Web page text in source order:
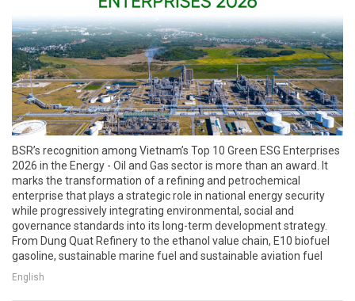
BSR’s recognition among Vietnam’s Top 10 Green ESG Enterprises
2026 in the Energy - Oil and Gas sector is more than an award. It
marks the transformation of a refining and petrochemical
enterprise that plays a strategic role in national energy security
while progressively integrating environmental, social and
governance standards into its long-term development strategy.
From Dung Quat Refinery to the ethanol value chain, E10 biofuel
gasoline, sustainable marine fuel and sustainable aviation fuel
English